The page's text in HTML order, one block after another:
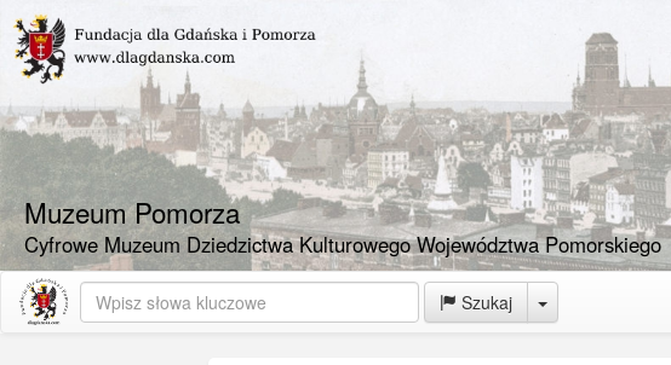
Muzeum Pomorza
Cyfrowe Muzeum Dziedzictwa Kulturowego Województwa Pomorskiego
Szukaj Toggle Dropdown